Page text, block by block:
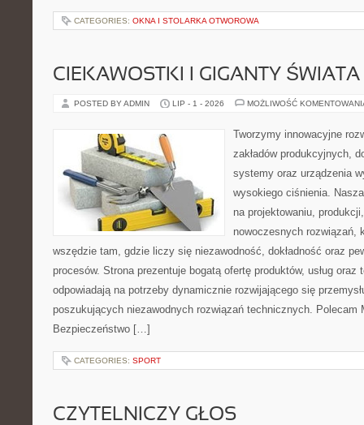
CATEGORIES: OKNA I STOLARKA OTWOROWA
CIEKAWOSTKI I GIGANTY ŚWIATA
POSTED BY ADMIN LIP - 1 - 2026 MOŻLIWOŚĆ
Tworzymy innowacyjne
zakładów produkcyjnych,
systemy oraz urządzenia
wysokiego ciśnienia.
na projektowaniu,
nowoczesnych rozwiązań,
wszędzie tam, gdzie liczy się niezawodność, dokładność oraz
procesów. Strona prezentuje bogatą ofertę produktów, usług oraz
odpowiadają na potrzeby dynamicznie rozwijającego się
poszukujących niezawodnych rozwiązań technicznych. Polecam
Bezpieczeństwo […]
CATEGORIES: SPORT
CZYTELNICZY GŁOS